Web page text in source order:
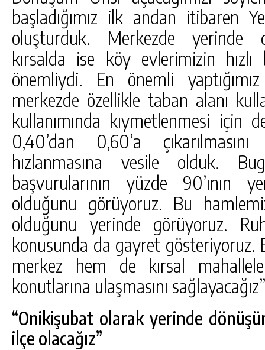
başladığımız ilk andan itibaren
oluşturduk. Merkezde yerinde
kırsalda ise köy evlerimizin
önemliydi. En önemli
merkezde özellikle taban alanı
kullanımında kıymetlenmesi için
0,40’dan 0,60’a
hızlanmasına vesile olduk.
başvurularının yüzde 90’ının
olduğunu görüyoruz. Bu
olduğunu yerinde görüyoruz.
konusunda da gayret gösteriyoruz.
merkez hem de kırsal
konutlarına ulaşmasını
“Onikişubat olarak yerinde
ilçe olacağız”